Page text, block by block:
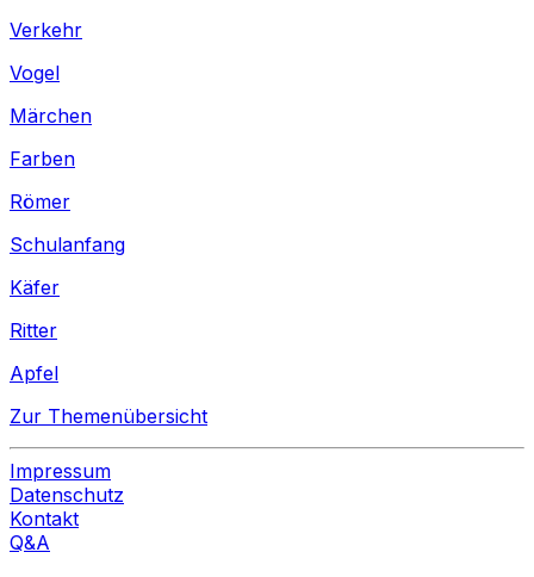
Verkehr
Vogel
Märchen
Farben
Römer
Schulanfang
Käfer
Ritter
Apfel
Zur Themenübersicht
Impressum
Datenschutz
Kontakt
Q&A